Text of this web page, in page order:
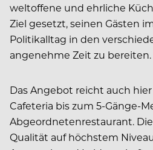
weltoffene und ehrliche
Ziel gesetzt, seinen Gästen
Politikalltag in den
angenehme Zeit zu bereiten.
Das Angebot reicht auch
Cafeteria bis zum 5-Gänge-
Abgeordnetenrestaurant.
Qualität auf höchstem